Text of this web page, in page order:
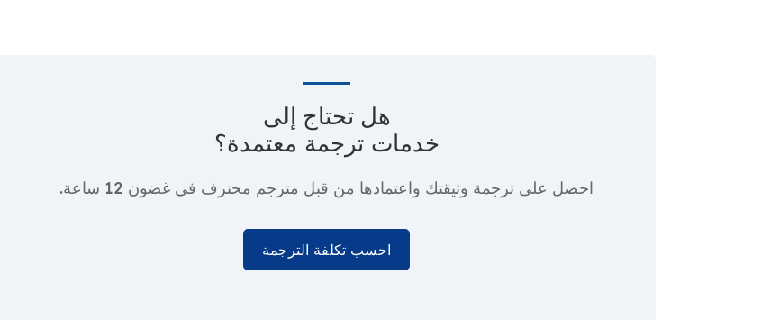
هل تحتاج إلى
خدمات ترجمة معتمدة؟
احصل على ترجمة وثيقتك واعتمادها من قبل مترجم محترف في غضون 12 ساعة.
احسب تكلفة الترجمة